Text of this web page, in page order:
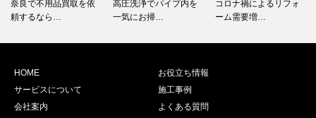
奈良で不用品買取を依
頼するなら…
高圧洗浄でパイプ内を
一気にお掃…
コロナ禍によるリフォ
ーム需要増…
HOME
お役立ち情報
サービスについて
施工事例
会社案内
よくある質問